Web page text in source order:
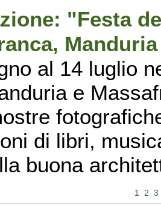
"Festa
al 14 luglio
e
di libri,
buona
1 2 3